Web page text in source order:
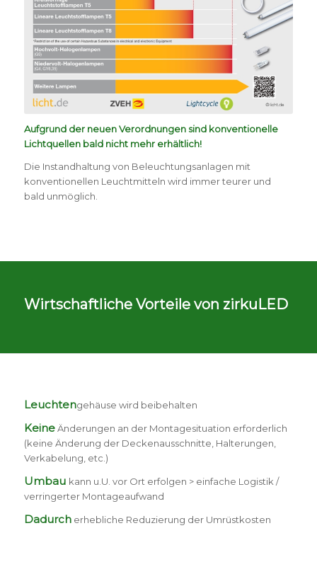
Aufgrund der neuen Verordnungen sind konventionelle
Lichtquellen bald nicht mehr erhältlich!
Die Instandhaltung von Beleuchtungsanlagen mit
konventionellen Leuchtmitteln wird immer teurer und
bald unmöglich.
Wirtschaftliche Vorteile von zirkuLED
Leuchtengehäuse wird beibehalten
KeineÄnderungen an der Montagesituation erforderlich
(keine Änderung der Deckenausschnitte, Halterungen,
Verkabelung, etc.)
Umbau kann u.U. vor Ort erfolgen > einfache Logistik /
verringerter Montageaufwand
Dadurcherhebliche Reduzierung der Umrüstkosten